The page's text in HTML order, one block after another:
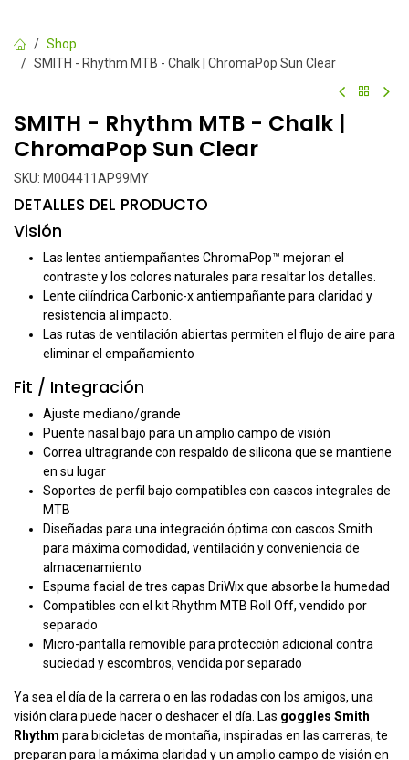
Shop
SMITH - Rhythm MTB - Chalk | ChromaPop Sun Clear
SMITH - Rhythm MTB - Chalk |
ChromaPop Sun Clear
SKU: M004411AP99MY
DETALLES DEL PRODUCTO
Visión
Las lentes antiempañantes ChromaPop™ mejoran el
contraste y los colores naturales para resaltar los detalles.
Lente cilíndrica Carbonic-x antiempañante para claridad y
resistencia al impacto.
Las rutas de ventilación abiertas permiten el flujo de aire para
eliminar el empañamiento
Fit / Integración
Ajuste mediano/grande
Puente nasal bajo para un amplio campo de visión
Correa ultragrande con respaldo de silicona que se mantiene
en su lugar
Soportes de perfil bajo compatibles con cascos integrales de
MTB
Diseñadas para una integración óptima con cascos Smith
para máxima comodidad, ventilación y conveniencia de
almacenamiento
Espuma facial de tres capas DriWix que absorbe la humedad
Compatibles con el kit Rhythm MTB Roll Off, vendido por
separado
Micro-pantalla removible para protección adicional contra
suciedad y escombros, vendida por separado
Ya sea el día de la carrera o en las rodadas con los amigos, una
visión clara puede hacer o deshacer el día. Las goggles Smith
Rhythm para bicicletas de montaña, inspiradas en las carreras, te
preparan para la máxima claridad y un amplio campo de visión en